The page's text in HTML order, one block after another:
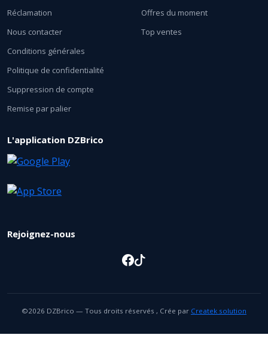
Réclamation
Nous contacter
Conditions générales
Politique de confidentialité
Suppression de compte
Remise par palier
Offres du moment
Top ventes
L'application DZBrico
Rejoignez-nous
©2026 DZBrico — Tous droits réservés , Crée par Createk solution